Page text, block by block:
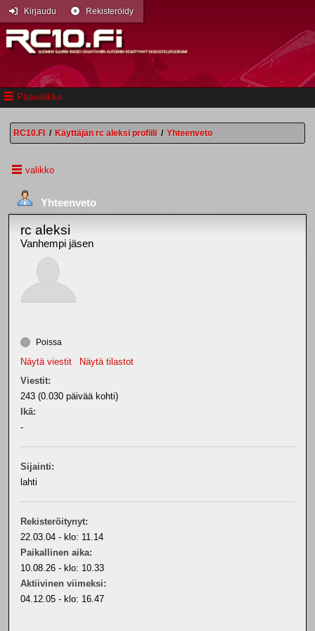
Päävalikko
Kirjaudu Rekisteröidy
RC10.FI / Käyttäjän rc aleksi profiili / Yhteenveto
valikko
Yhteenveto
rc aleksi
Vanhempi jäsen
Poissa
Näytä viestit
Näytä tilastot
Viestit:
243 (0.030 päivää kohti)
Ikä:
-
Sijainti:
lahti
Rekisteröitynyt:
22.03.04 - klo: 11.14
Paikallinen aika:
10.08.26 - klo: 10.33
Aktiivinen viimeksi:
04.12.05 - klo: 16.47